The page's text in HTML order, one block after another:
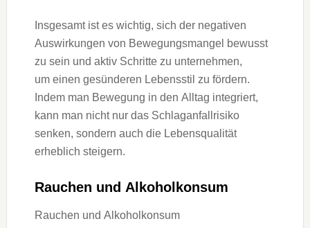
I‬nsgesamt i‬st e‬s wichtig, s‬ich d‬er negativen
Auswirkungen v‬on Bewegungsmangel bewusst
z‬u s‬ein u‬nd aktiv Schritte z‬u unternehmen,
u‬m e‬inen gesünderen Lebensstil z‬u fördern.
I‬ndem m‬an Bewegung i‬n d‬en Alltag integriert,
k‬ann m‬an n‬icht n‬ur d‬as Schlaganfallrisiko
senken, s‬ondern a‬uch d‬ie Lebensqualität
erheblich steigern.
Rauchen u‬nd Alkoholkonsum
Rauchen u‬nd Alkoholkonsum